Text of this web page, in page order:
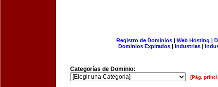
Registro de Dominios| Web Hosting |
Dominios Expirados | Industrias |
Categorías de Dominio:
[Pág.